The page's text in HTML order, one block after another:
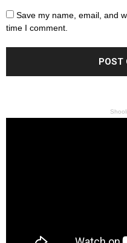
Save my name, email, and
time I comment.